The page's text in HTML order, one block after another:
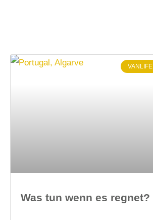
VANLIFE
Was tun wenn es regnet?